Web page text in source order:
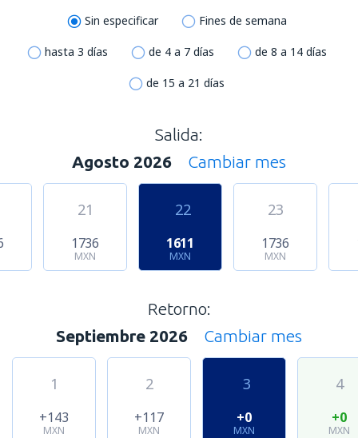
Sin especificar Fines de semana
hasta 3 días de 4 a 7 días de 8 a 14 días
de 15 a 21 días
Salida:
Agosto 2026
Cambiar mes
21
1736
MXN
22
1611
MXN
23
1736
MXN
Retorno:
Septiembre 2026
Cambiar mes
1
+143
MXN
2
+117
MXN
3
+0
MXN
4
+0
MXN